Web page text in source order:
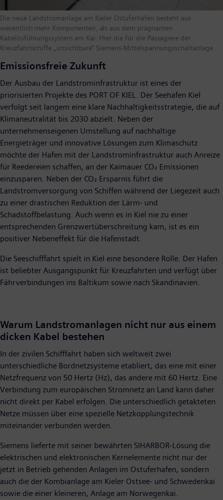
Die neue Landstromanlage am Kieler Ostuferhafen besteht aus
wesentlich mehr Komponenten, als aus dem prägnanten
Kabelzuführungssystem am Kai: Hier die für die Passagiere der
Kreuzfahrtschiffe „unsichtbare“ Siemens-Mittelspannungsschaltanlage.
Emissionsfreie Zukunft
Der Ausbau der Landstrominfrastruktur ist eines der
priorisierten Projekte des PORT OF KIEL. Der Seehafen Kiel
verfolgt seit langem eine klare Nachhaltigkeitsstrategie, die auf
Klimaneutralität bis 2030 abzielt. Neben der
unternehmenseigenen Umstellung auf nachhaltige
Energieträger und innovative Lösungen zum Klimaschutz
möchte der Hafen mit der Landstrominfrastruktur auch Anreize
für Reedereien schaffen, an der Kaimauer CO₂ Emissionen
einzusparen. Neben der CO₂ Ersparnis führt die
Landstromversorgung von Schiffen während der Liegezeit auch
zu einer drastischen Reduktion der Lärm- und
Schadstoffbelastung. Auch wenn es in Kiel nie zu einer
entsprechenden Grenzwertüberschreitung kam, ist es ein
positiver Nebeneffekt für die Hafenstadt.
Die Seeschifffahrt spielt in Kiel eine besondere Rolle. Der Hafen
ist beliebter Ausgangspunkt für Kreuzfahrten und verfügt über
Fährverbindungen ins Baltikum sowie nach Skandinavien.
Warum Landstromanlagen nicht nur aus einem
dicken Kabel bestehen
In der zivilen Schifffahrt haben sich weltweit zwei
unterschiedliche Bordnetzsysteme etabliert, das eine mit einer
Netzfrequenz von 50 Hertz (Hz), das andere mit 60 Hertz. Eine
Verbindung zum europäischen Stromnetz an Land kann daher
nicht direkt per Kabel erfolgen. Die unterschiedlich getakteten
Netze müssen über eine spezielle Netzkopplungstechnik
miteinander verbunden werden.
Siemens lieferte mit seiner bewährten SIHARBOR-Lösung die
elektrischen und elektronischen Kernelemente nicht nur der
jetzt in Betrieb gehenden Anlagen im Ostuferhafen, sondern
auch die der Kombianlage am Kieler Ostsee- und Schwedenkai
sowie die einer kleineren, Anlage am Norwegenkai.